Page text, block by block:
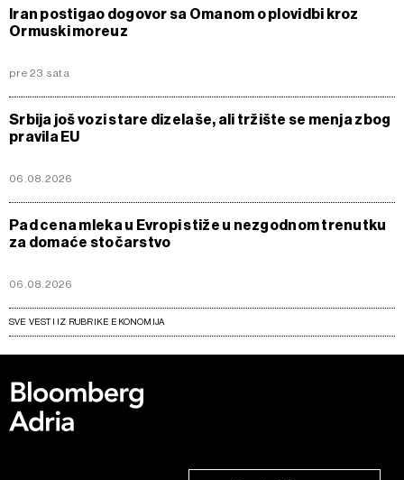
Iran postigao dogovor sa Omanom o plovidbi kroz
Ormuski moreuz
pre 23 sata
Srbija još vozi stare dizelaše, ali tržište se menja zbog
pravila EU
06.08.2026
Pad cena mleka u Evropi stiže u nezgodnom trenutku
za domaće stočarstvo
06.08.2026
SVE VESTI IZ RUBRIKE EKONOMIJA